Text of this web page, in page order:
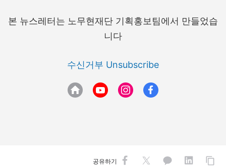
본 뉴스레터는 노무현재단 기획홍보팀에서 만들었습
니다
수신거부 Unsubscribe
공유하기